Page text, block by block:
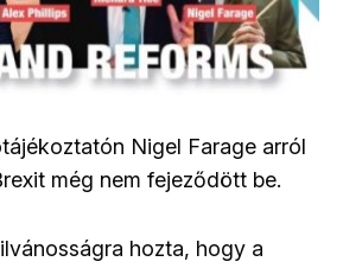
Nigel Farage arról
még nem fejeződött be.
hozta, hogy a